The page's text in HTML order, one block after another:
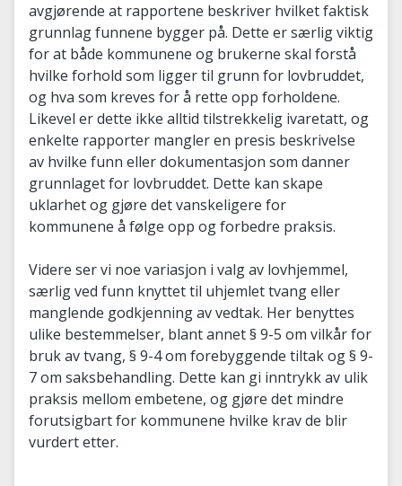
avgjørende at rapportene beskriver hvilket faktisk
grunnlag funnene bygger på. Dette er særlig viktig
for at både kommunene og brukerne skal forstå
hvilke forhold som ligger til grunn for lovbruddet,
og hva som kreves for å rette opp forholdene.
Likevel er dette ikke alltid tilstrekkelig ivaretatt, og
enkelte rapporter mangler en presis beskrivelse
av hvilke funn eller dokumentasjon som danner
grunnlaget for lovbruddet. Dette kan skape
uklarhet og gjøre det vanskeligere for
kommunene å følge opp og forbedre praksis.
Videre ser vi noe variasjon i valg av lovhjemmel,
særlig ved funn knyttet til uhjemlet tvang eller
manglende godkjenning av vedtak. Her benyttes
ulike bestemmelser, blant annet § 9-5 om vilkår for
bruk av tvang, § 9-4 om forebyggende tiltak og § 9-
7 om saksbehandling. Dette kan gi inntrykk av ulik
praksis mellom embetene, og gjøre det mindre
forutsigbart for kommunene hvilke krav de blir
vurdert etter.